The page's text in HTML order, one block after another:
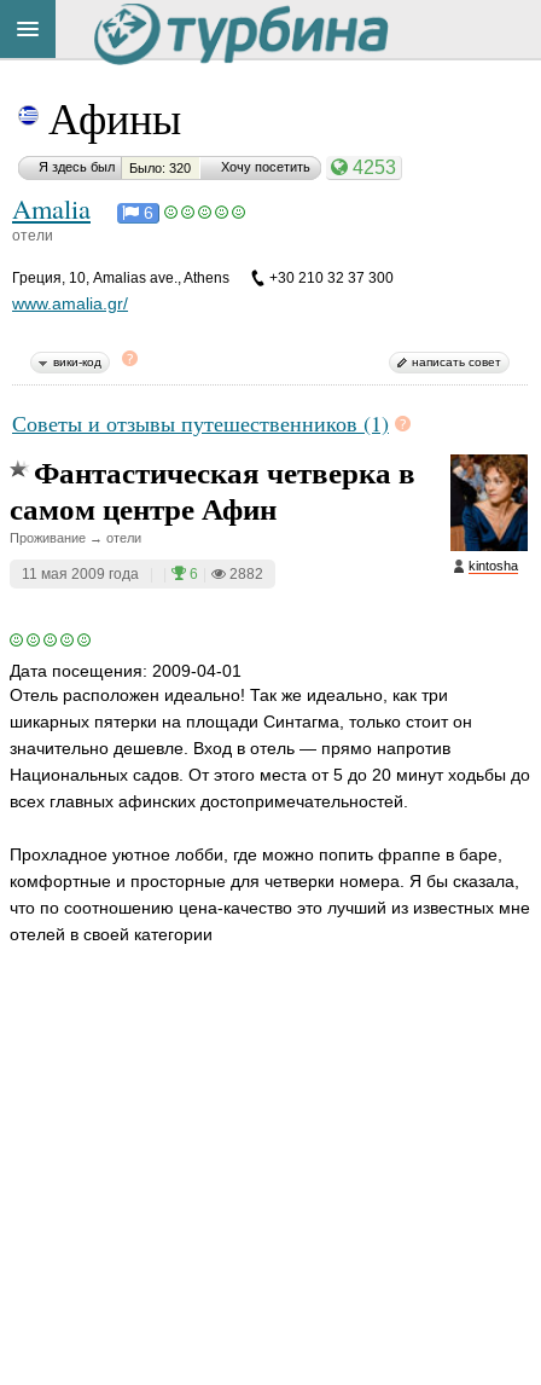
Афины
Я здесь был Было: 320 Хочу посетить 4253
Amalia 6
отели
Греция, 10, Amalias ave., Athens +30 210 32 37 300
www.amalia.gr/
вики-код написать совет
Советы и отзывы путешественников (1)
kintosha
Фантастическая четверка в
самом центре Афин
Проживание → отели
11 мая 2009 года 6 2882
Дата посещения: 2009-04-01
Отель расположен идеально! Так же идеально, как три
шикарных пятерки на площади Синтагма, только стоит он
значительно дешевле. Вход в отель — прямо напротив
Национальных садов. От этого места от 5 до 20 минут ходьбы до
всех главных афинских достопримечательностей.
Прохладное уютное лобби, где можно попить фраппе в баре,
комфортные и просторные для четверки номера. Я бы сказала,
что по соотношению цена-качество это лучший из известных мне
отелей в своей категории
на
сайте:
Button